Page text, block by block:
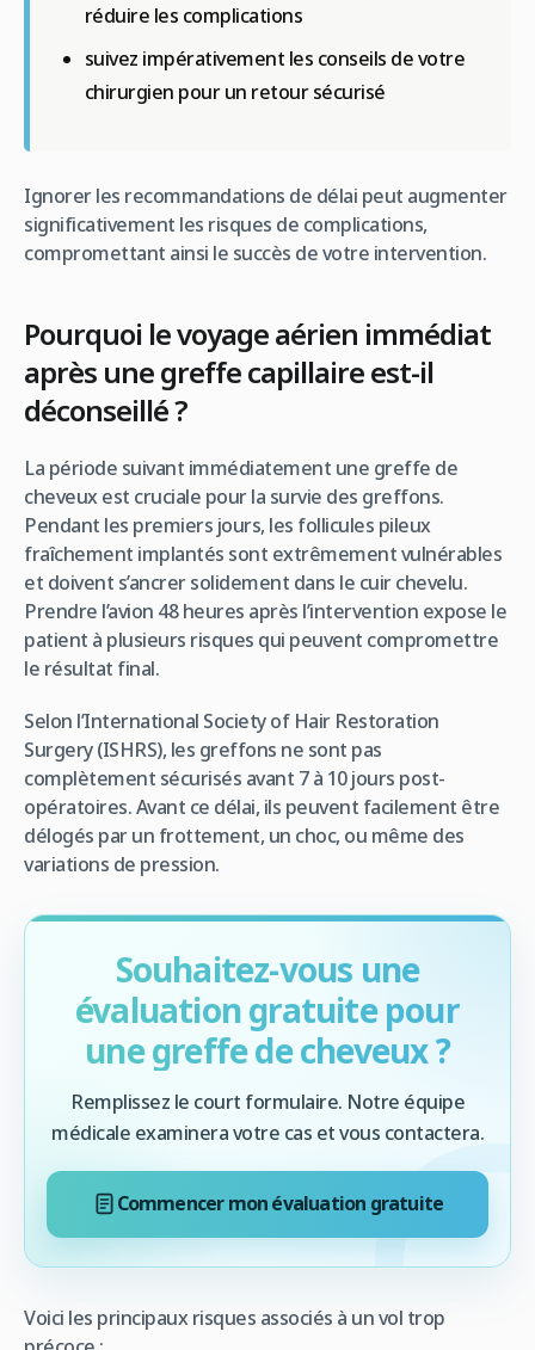
réduire les complications
suivez impérativement les conseils de votre
chirurgien pour un retour sécurisé
Ignorer les recommandations de délai peut augmenter
significativement les risques de complications,
compromettant ainsi le succès de votre intervention.
Pourquoi le voyage aérien immédiat
après une greffe capillaire est-il
déconseillé ?
La période suivant immédiatement une greffe de
cheveux est cruciale pour la survie des greffons.
Pendant les premiers jours, les follicules pileux
fraîchement implantés sont extrêmement vulnérables
et doivent s’ancrer solidement dans le cuir chevelu.
Prendre l’avion 48 heures après l’intervention expose le
patient à plusieurs risques qui peuvent compromettre
le résultat final.
Selon l’International Society of Hair Restoration
Surgery (ISHRS), les greffons ne sont pas
complètement sécurisés avant 7 à 10 jours post-
opératoires. Avant ce délai, ils peuvent facilement être
délogés par un frottement, un choc, ou même des
variations de pression.
Souhaitez-vous une
évaluation gratuite pour
une greffe de cheveux ?
Remplissez le court formulaire. Notre équipe
médicale examinera votre cas et vous contactera.
Commencer mon évaluation gratuite
Voici les principaux risques associés à un vol trop